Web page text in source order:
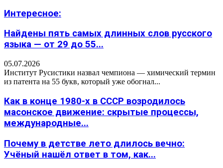
Интересное:
Найдены пять самых длинных слов русского
языка — от 29 до 55...
05.07.2026
Институт Русистики назвал чемпиона — химический термин
из патента на 55 букв, который уже обогнал...
Как в конце 1980-х в СССР возродилось
масонское движение: скрытые процессы,
международные...
Почему в детстве лето длилось вечно:
Учёный нашёл ответ в том, как...